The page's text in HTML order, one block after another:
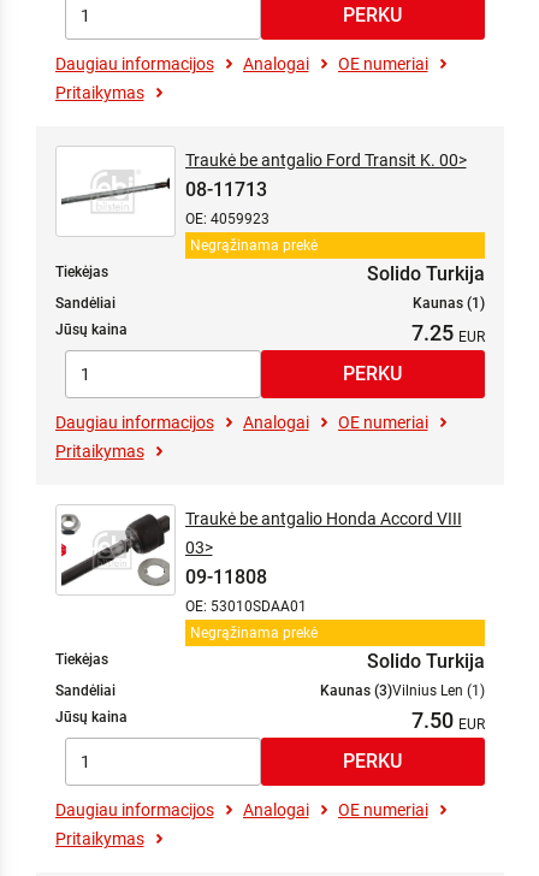
Daugiau informacijos Analogai
OE numeriai
Pritaikymas
Negrąžinama prekė
Traukė be antgalio Ford Transit K. 00>
08-11713
OE: 4059923
Tiekėjas Solido Turkija
Sandėliai
Kaunas (1)
Jūsų kaina
7.25
Daugiau informacijos Analogai
OE numeriai
Pritaikymas
Negrąžinama prekė
Traukė be antgalio Honda Accord VIII
03>
09-11808
OE: 53010SDAA01
Tiekėjas Solido Turkija
Sandėliai Kaunas (3)Vilnius Len (1)
Jūsų kaina
7.50
Daugiau informacijos Analogai
OE numeriai
Pritaikymas